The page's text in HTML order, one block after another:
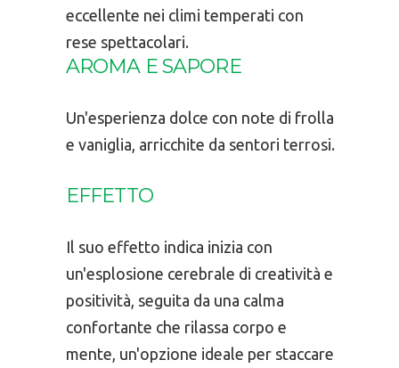
eccellente nei climi temperati con
rese spettacolari.
AROMA E SAPORE
Un'esperienza dolce con note di frolla
e vaniglia, arricchite da sentori terrosi.
EFFETTO
Il suo effetto indica inizia con
un'esplosione cerebrale di creatività e
positività, seguita da una calma
confortante che rilassa corpo e
mente, un'opzione ideale per staccare